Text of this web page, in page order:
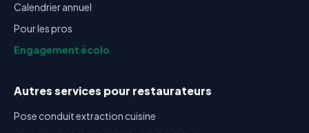
Calendrier annuel
Pour les pros
Engagement écolo
Autres services pour restaurateurs
Pose conduit extraction cuisine